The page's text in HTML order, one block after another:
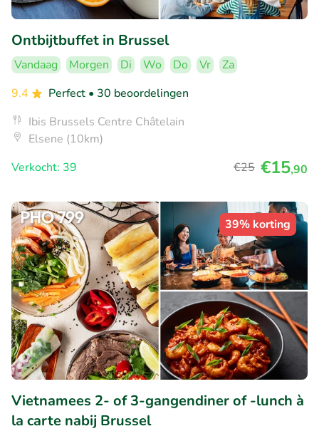
Ontbijtbuffet in Brussel
Vandaag Morgen Di Wo Do Vr
Za
9.4
Perfect • 30 beoordelingen
Ibis Brussels Centre Châtelain
Elsene (10km)
Verkocht: 39
€25 €15,90
39% korting
Vietnamees 2- of 3-gangendiner of -lunch à
la carte nabij Brussel